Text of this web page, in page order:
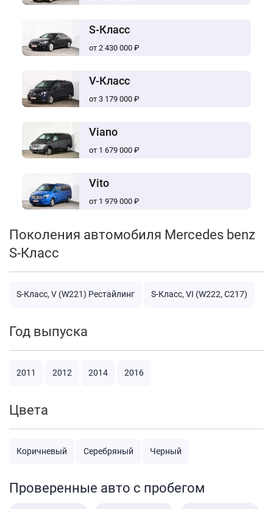
S-Класс
от 2 430 000 ₽
V-Класс
от 3 179 000 ₽
Viano
от 1 679 000 ₽
Vito
от 1 979 000 ₽
Поколения автомобиля Mercedes benz
S-Класс
S-Класс, V (W221) Рестайлинг S-Класс, VI (W222, C217)
Год выпуска
2011 2012 2014 2016
Цвета
Коричневый Серебряный Черный
Проверенные авто с пробегом